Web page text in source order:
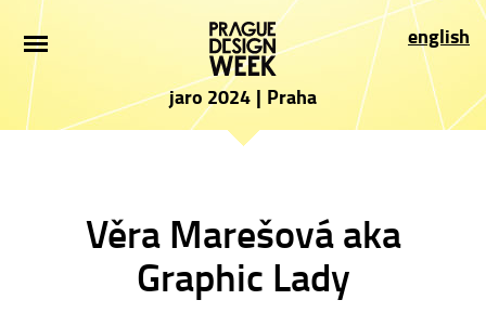
english
jaro 2024 | Praha
Věra Marešová aka
Graphic Lady
ÚVOD
NOVINKY
PRO NÁVŠTĚVNÍKY
PROGRAM